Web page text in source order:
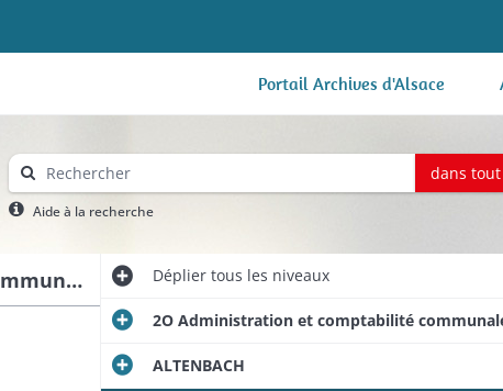
Portail Archives d'Alsace
dans
Aide à la recherche
2O Administration et comptabilité communales Dépliertous les niveaux
2O Administration et comptabilité
ALTENBACH